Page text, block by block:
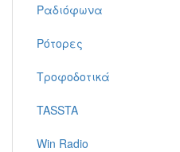
Ραδιόφωνα
Ρότορες
Τροφοδοτικά
TASSTA
Win Radio